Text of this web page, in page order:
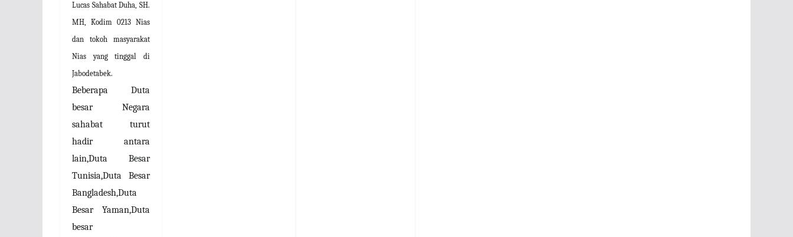
Lucas Sahabat Duha, SH.
MH, Kodim 0213 Nias
dan tokoh masyarakat
Nias yang tinggal di
Jabodetabek.
Beberapa Duta
besar Negara
sahabat turut
hadir
antara
lain,Duta Besar
Tunisia,Duta Besar
Bangladesh,Duta
Besar Yaman,Duta
besar